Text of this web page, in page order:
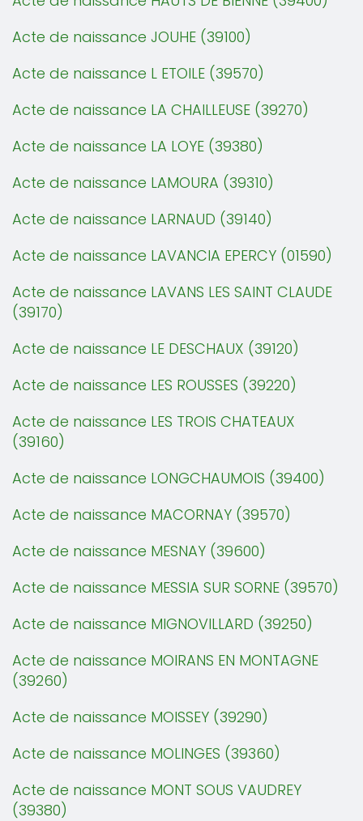
Acte de naissance JOUHE (39100)
Acte de naissance L ETOILE (39570)
Acte de naissance LA CHAILLEUSE (39270)
Acte de naissance LA LOYE (39380)
Acte de naissance LAMOURA (39310)
Acte de naissance LARNAUD (39140)
Acte de naissance LAVANCIA EPERCY (01590)
Acte de naissance LAVANS LES SAINT CLAUDE
(39170)
Acte de naissance LE DESCHAUX (39120)
Acte de naissance LES ROUSSES (39220)
Acte de naissance LES TROIS CHATEAUX
(39160)
Acte de naissance LONGCHAUMOIS (39400)
Acte de naissance MACORNAY (39570)
Acte de naissance MESNAY (39600)
Acte de naissance MESSIA SUR SORNE (39570)
Acte de naissance MIGNOVILLARD (39250)
Acte de naissance MOIRANS EN MONTAGNE
(39260)
Acte de naissance MOISSEY (39290)
Acte de naissance MOLINGES (39360)
Acte de naissance MONT SOUS VAUDREY
(39380)